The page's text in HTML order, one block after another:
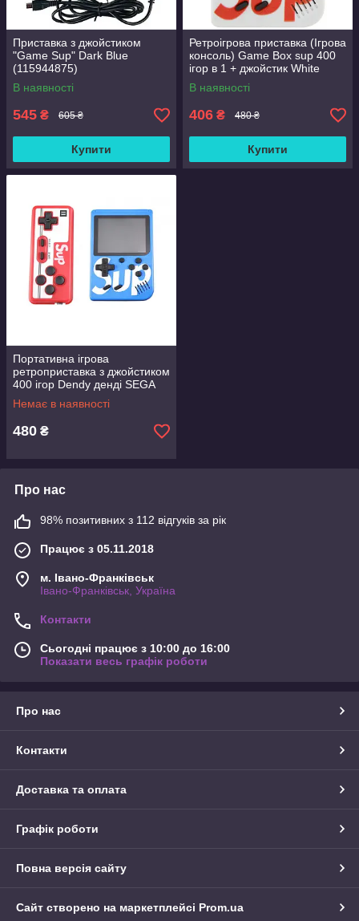
Приставка з джойстиком
"Game Sup" Dark Blue
(115944875)
В наявності
545 ₴ 605 ₴
Купити
Ретроігрова приставка (Ігрова
консоль) Game Box sup 400
ігор в 1 + джойстик White
В наявності
406 ₴ 480 ₴
Купити
Портативна ігрова
ретроприставка з джойстиком
400 ігор Dendy денді SEGA
8bit SUP Game Box синій
Немає в наявності
480 ₴
Про нас
98% позитивних з 112 відгуків за рік
Працює з 05.11.2018
м. Івано-Франківськ
Івано-Франківськ, Україна
Контакти
Сьогодні працює з 10:00 до 16:00
Показати весь графік роботи
Про нас
Контакти
Доставка та оплата
Графік роботи
Повна версія сайту
Сайт створено на маркетплейсі Prom.ua